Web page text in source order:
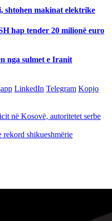
shtohen makinat elektrike
hap tender 20 milionë euro
nga sulmet e Iranit
LinkedIn Telegram Kopjo
në Kosovë, autoritetet serbe
shikueshmërie